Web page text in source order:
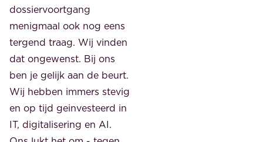
dossiervoortgang
menigmaal ook nog eens
tergend traag. Wij vinden
dat ongewenst. Bij ons
ben je gelijk aan de beurt.
Wij hebben immers stevig
en op tijd geinvesteerd in
IT, digitalisering en AI.